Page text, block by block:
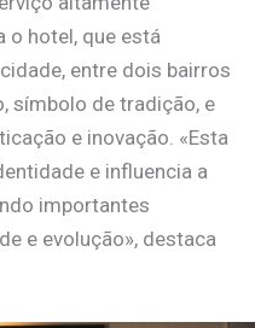
o hotel, que está
entre dois bairros
símbolo de tradição, e
e inovação. «Esta
e influencia a
importantes
e evolução», destaca